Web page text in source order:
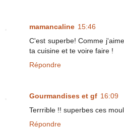
mamancaline 15:46
C'est superbe! Comme
ta cuisine et te voire faire !
Répondre
Gourmandises et gf 16:09
Terrrible !! superbes ces
Répondre